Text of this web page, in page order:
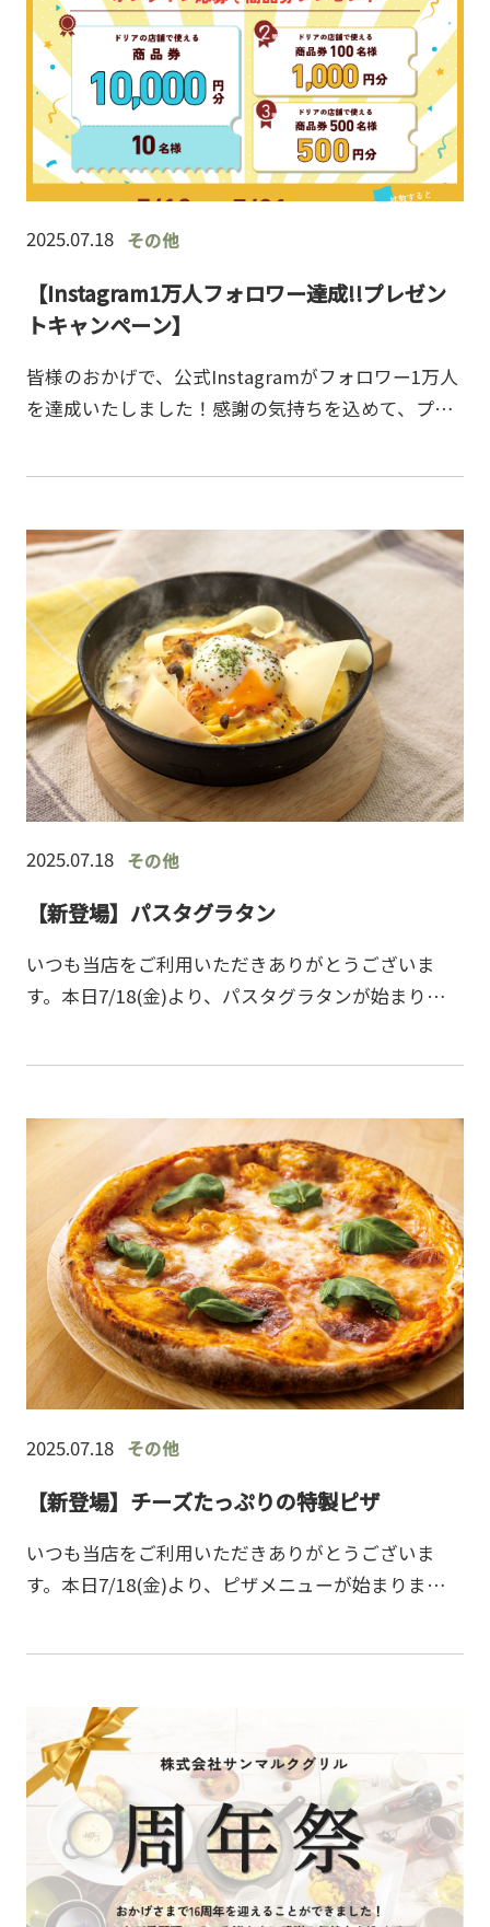
2025.07.18 その他
【Instagram1万人フォロワー達成!!プレゼン
トキャンペーン】
皆様のおかげで、公式Instagramがフォロワー1万人
を達成いたしました！感謝の気持ちを込めて、プレ
プレゼント／【期間】7/18(金)～7/31(木)【…
2025.07.18 その他
【新登場】パスタグラタン
いつも当店をご利用いただきありがとうございま
す。本日7/18(金)より、パスタグラタンが始まりまし
スタグラタン☑なすとトマトのモッツァレラパスタ
2025.07.18 その他
【新登場】チーズたっぷりの特製ピザ
いつも当店をご利用いただきありがとうございま
す。本日7/18(金)より、ピザメニューが始まりまし
ベーコンのピザ★バンビーノ（ベーコンコーンマ